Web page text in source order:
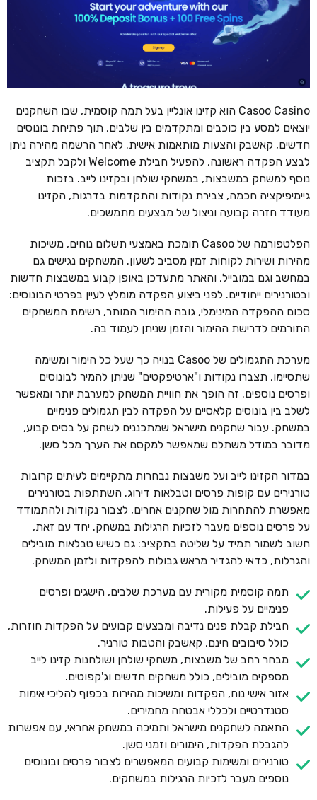
Casoo Casino הוא קזינו אונליין בעל תמה קוסמית, שבו השחקנים
יוצאים למסע בין כוכבים ומתקדמים בין שלבים, תוך פתיחת בונוסים
חדשים, קאשבק והצעות מותאמות אישית. לאחר הרשמה מהירה ניתן
לבצע הפקדה ראשונה, להפעיל חבילת Welcome ולקבל תקציב
נוסף למשחק במשבצות, במשחקי שולחן ובקזינו לייב. בזכות
גיימיפיקציה חכמה, צבירת נקודות והתקדמות בדרגות, הקזינו
מעודד חזרה קבועה וניצול של מבצעים מתמשכים.
הפלטפורמה של Casoo תומכת באמצעי תשלום נוחים, משיכות
מהירות ושירות לקוחות זמין מסביב לשעון. המשחקים נגישים גם
במחשב וגם במובייל, והאתר מתעדכן באופן קבוע במשבצות חדשות
ובטורנירים ייחודיים. לפני ביצוע הפקדה מומלץ לעיין בפרטי הבונוסים:
סכום ההפקדה המינימלי, גובה ההימור המותר, רשימת המשחקים
התורמים לדרישת ההימור והזמן שניתן לעמוד בה.
מערכת התגמולים של Casoo בנויה כך שעל כל הימור ומשימה
שתסיימו, תצברו נקודות ו"ארטיפקטים" שניתן להמיר לבונוסים
ופרסים נוספים. זה הופך את חוויית המשחק למערבת יותר ומאפשר
לשלב בין בונוסים קלאסיים על הפקדה לבין תגמולים פנימיים
במשחק. עבור שחקנים מישראל שמתכננים לשחק על בסיס קבוע,
מדובר במודל משתלם שמאפשר למקסם את הערך מכל סשן.
במדור הקזינו לייב ועל משבצות נבחרות מתקיימים לעיתים קרובות
טורנירים עם קופות פרסים וטבלאות דירוג. השתתפות בטורנירים
מאפשרת להתחרות מול שחקנים אחרים, לצבור נקודות ולהתמודד
על פרסים נוספים מעבר לזכיות הרגילות במשחק. יחד עם זאת,
חשוב לשמור תמיד על שליטה בתקציב: גם כשיש טבלאות מובילים
והגרלות, כדאי להגדיר מראש גבולות להפקדות ולזמן המשחק.
תמה קוסמית מקורית עם מערכת שלבים, הישגים ופרסים
פנימיים על פעילות.
חבילת קבלת פנים נדיבה ומבצעים קבועים על הפקדות חוזרות,
כולל סיבובים חינם, קאשבק והטבות טורניר.
מבחר רחב של משבצות, משחקי שולחן ושולחנות קזינו לייב
מספקים מובילים, כולל משחקים חדשים וג'קפוטים.
אזור אישי נוח, הפקדות ומשיכות מהירות בכפוף להליכי אימות
סטנדרטיים ולכללי אבטחה מחמירים.
התאמה לשחקנים מישראל ותמיכה במשחק אחראי, עם אפשרות
להגבלת הפקדות, הימורים וזמני סשן.
טורנירים ומשימות קבועים המאפשרים לצבור פרסים ובונוסים
נוספים מעבר לזכיות הרגילות במשחקים.